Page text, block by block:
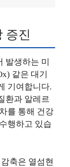
증진
발생하는 미
같은 대기
기여합니다.
환과 알레르
를 통해 건강
행하고 있습
축은 열섬현